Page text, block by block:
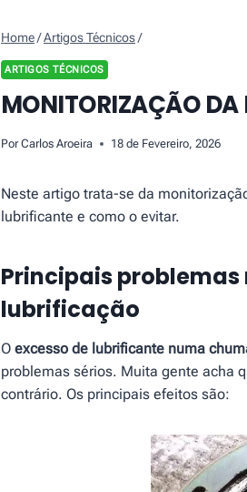
Home/Artigos Técnicos/
ARTIGOS TÉCNICOS
MONITORIZAÇÃO
Por Carlos Aroeira 18 de Fevereiro, 2026
Neste artigo trata-se da
lubrificante e como o evitar.
Principais
lubrificação
O excesso de lubrificante numa
problemas sérios. Muita gente acha
contrário. Os principais efeitos são: